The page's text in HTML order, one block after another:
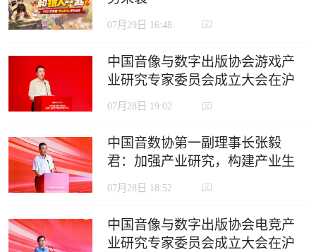
07月29日 16:48
中国音像与数字出版协会游戏产
业研究专家委员会成立大会在沪
召开
07月28日 19:02
中国音数协第一副理事长张毅
君：加强产业研究，构建产业生
态，推动电竞产业高质量发展
07月28日 18:52
中国音像与数字出版协会电竞产
业研究专家委员会成立大会在沪